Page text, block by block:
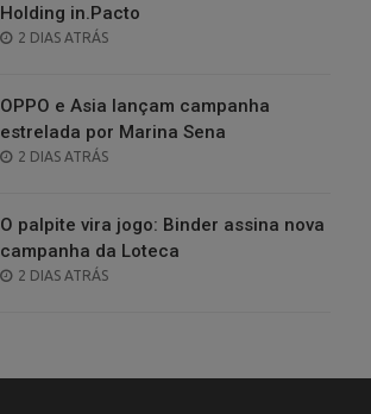
Holding in.Pacto
POSTED
2 DIAS ATRÁS
OPPO e Asia lançam campanha
estrelada por Marina Sena
POSTED
2 DIAS ATRÁS
O palpite vira jogo: Binder assina nova
campanha da Loteca
POSTED
2 DIAS ATRÁS